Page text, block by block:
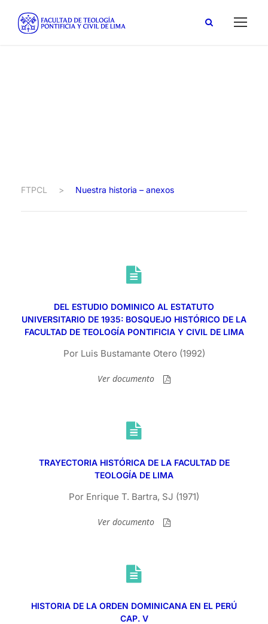
FTPCL > Nuestra historia – anexos
DEL ESTUDIO DOMINICO AL ESTATUTO
UNIVERSITARIO DE 1935: BOSQUEJO HISTÓRICO DE LA
FACULTAD DE TEOLOGÍA PONTIFICIA Y CIVIL DE LIMA
Por Luis Bustamante Otero (1992)
Ver documento
TRAYECTORIA HISTÓRICA DE LA FACULTAD DE
TEOLOGÍA DE LIMA
Por Enrique T. Bartra, SJ (1971)
Ver documento
HISTORIA DE LA ORDEN DOMINICANA EN EL PERÚ
CAP. V